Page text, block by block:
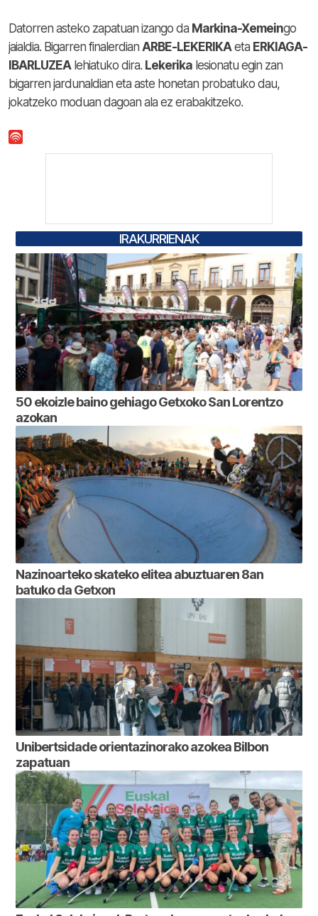
Datorren asteko zapatuan izango da Markina-Xemeingo
jaialdia. Bigarren finalerdian ARBE-LEKERIKAeta ERKIAGA-
IBARLUZEAlehiatuko dira. Lekerika lesionatu egin zan
bigarren jardunaldian eta aste honetan probatuko dau,
jokatzeko moduan dagoan ala ez erabakitzeko.
IRAKURRIENAK
50 ekoizle baino gehiago Getxoko San Lorentzo
azokan
Nazinoarteko skateko elitea abuztuaren 8an
batuko da Getxon
Unibertsidade orientazinorako azokea Bilbon
zapatuan